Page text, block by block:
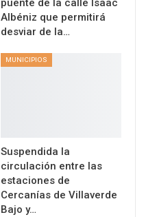
puente de la calle Isaac
Albéniz que permitirá
desviar de la…
MUNICIPIOS
Suspendida la
circulación entre las
estaciones de
Cercanías de Villaverde
Bajo y…